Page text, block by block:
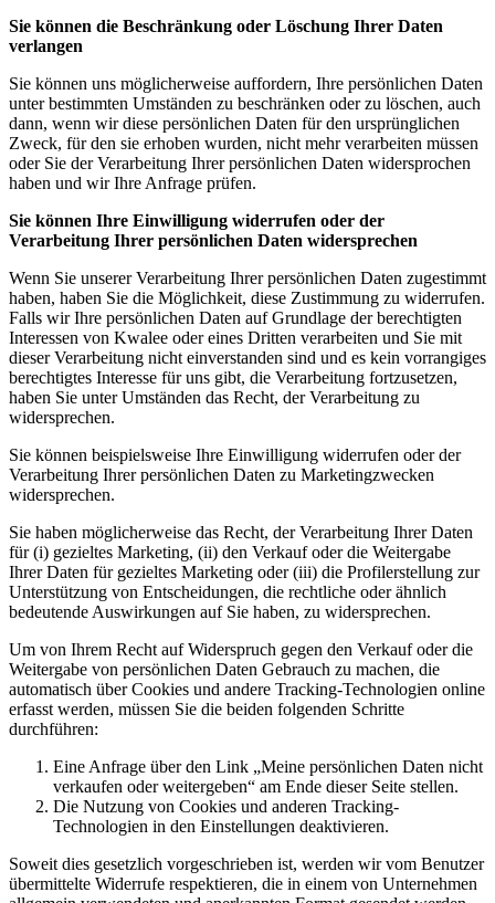
Sie können die Beschränkung oder Löschung Ihrer Daten
verlangen
Sie können uns möglicherweise auffordern, Ihre persönlichen Daten
unter bestimmten Umständen zu beschränken oder zu löschen, auch
dann, wenn wir diese persönlichen Daten für den ursprünglichen
Zweck, für den sie erhoben wurden, nicht mehr verarbeiten müssen
oder Sie der Verarbeitung Ihrer persönlichen Daten widersprochen
haben und wir Ihre Anfrage prüfen.
Sie können Ihre Einwilligung widerrufen oder der
Verarbeitung Ihrer persönlichen Daten widersprechen
Wenn Sie unserer Verarbeitung Ihrer persönlichen Daten zugestimmt
haben, haben Sie die Möglichkeit, diese Zustimmung zu widerrufen.
Falls wir Ihre persönlichen Daten auf Grundlage der berechtigten
Interessen von Kwalee oder eines Dritten verarbeiten und Sie mit
dieser Verarbeitung nicht einverstanden sind und es kein vorrangiges
berechtigtes Interesse für uns gibt, die Verarbeitung fortzusetzen,
haben Sie unter Umständen das Recht, der Verarbeitung zu
widersprechen.
Sie können beispielsweise Ihre Einwilligung widerrufen oder der
Verarbeitung Ihrer persönlichen Daten zu Marketingzwecken
widersprechen.
Sie haben möglicherweise das Recht, der Verarbeitung Ihrer Daten
für (i) gezieltes Marketing, (ii) den Verkauf oder die Weitergabe
Ihrer Daten für gezieltes Marketing oder (iii) die Profilerstellung zur
Unterstützung von Entscheidungen, die rechtliche oder ähnlich
bedeutende Auswirkungen auf Sie haben, zu widersprechen.
Um von Ihrem Recht auf Widerspruch gegen den Verkauf oder die
Weitergabe von persönlichen Daten Gebrauch zu machen, die
automatisch über Cookies und andere Tracking-Technologien online
erfasst werden, müssen Sie die beiden folgenden Schritte
durchführen:
Eine Anfrage über den Link „Meine persönlichen Daten nicht
verkaufen oder weitergeben“ am Ende dieser Seite stellen.
Die Nutzung von Cookies und anderen Tracking-
Technologien in den Einstellungen deaktivieren.
Soweit dies gesetzlich vorgeschrieben ist, werden wir vom Benutzer
übermittelte Widerrufe respektieren, die in einem von Unternehmen